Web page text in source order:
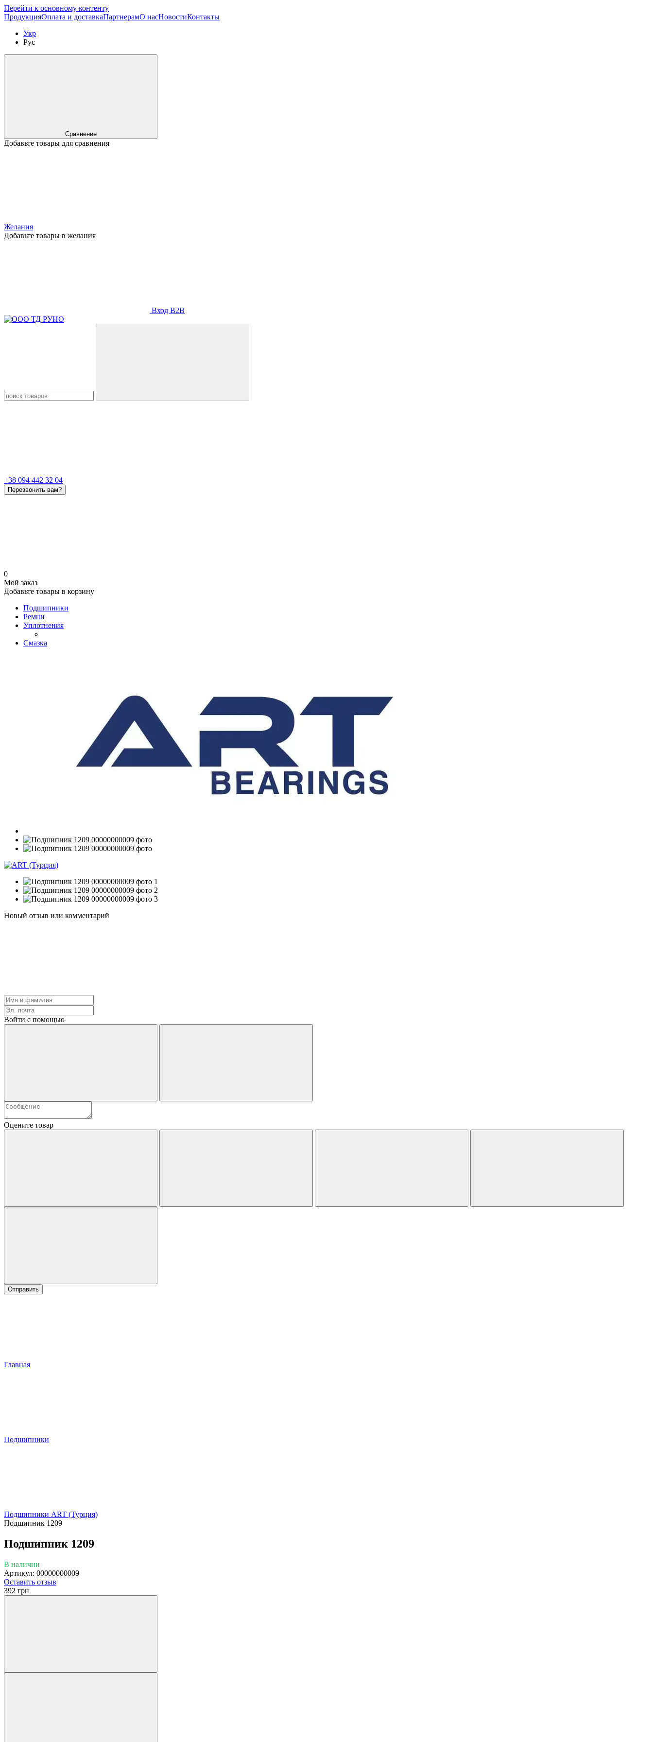
Перейти к основному контенту
ПродукцияОплата и доставкаПартнерамО насНовостиКонтакты
Укр
Рус
Сравнение
Добавьте товары для сравнения
Желания
Добавьте товары в желания
Вход B2B
+38 094 442 32 04
Перезвонить вам?
0
Мой заказ
Добавьте товары в корзину
Подшипники
Ремни
Уплотнения
Смазка
Новый отзыв или комментарий
Войти с помощью
Оцените товар
Отправить
Главная
Подшипники
Подшипники ART (Турция)
Подшипник 1209
Подшипник 1209
В наличии
Артикул: 00000000009
Оставить отзыв
392 грн